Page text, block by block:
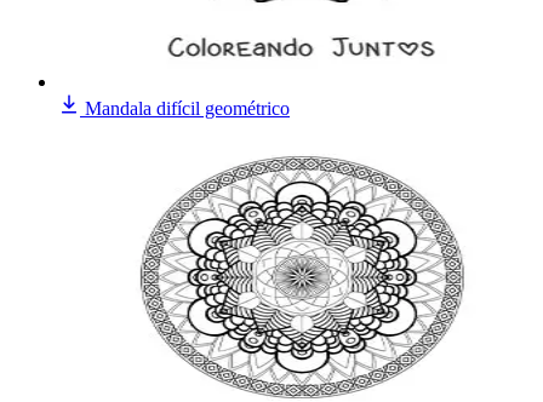
Mandala difícil geométrico